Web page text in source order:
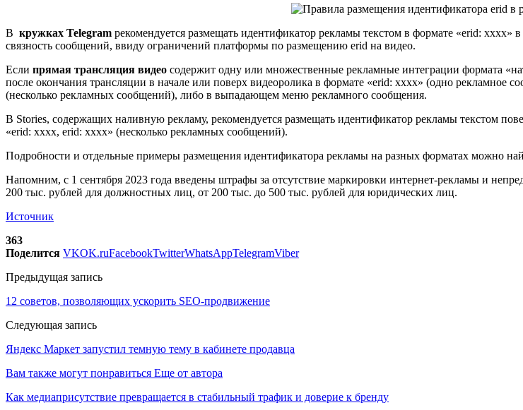
В кружках Telegram рекомендуется размещать идентификатор рекламы текстом в формате «erid:
связность сообщений, ввиду ограничений платформы по размещению erid на видео.
Если прямая трансляция видео содержит одну или множественные рекламные интеграции формата
после окончания трансляции в начале или поверх видеоролика в формате «erid: xxxx» (одно рекламное
(несколько рекламных сообщений), либо в выпадающем меню рекламного сообщения.
В Stories, содержащих наливную рекламу, рекомендуется размещать идентификатор рекламы текстом
«erid: xxxx, erid: xxxx» (несколько рекламных сообщений).
Подробности и отдельные примеры размещения идентификатора рекламы на разных форматах можно
Напомним, с 1 сентября 2023 года введены штрафы за отсутствие маркировки интернет-рекламы и
200 тыс. рублей для должностных лиц, от 200 тыс. до 500 тыс. рублей для юридических лиц.
Источник
363
Поделится VKOK.ruFacebookTwitterWhatsAppTelegramViber
Предыдущая запись
12 советов, позволяющих ускорить SEO-продвижение
Следующая запись
Яндекс Маркет запустил темную тему в кабинете продавца
Вам также могут понравиться Еще от автора
Как медиаприсутствие превращается в стабильный трафик и доверие к бренду